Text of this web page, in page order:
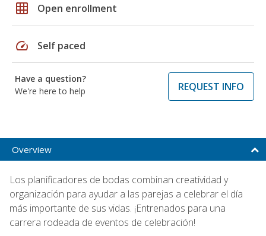
grid_on Open enrollment
speed Self paced
Have a question?
We're here to help
REQUEST INFO
Overview
Los planificadores de bodas combinan creatividad y
organización para ayudar a las parejas a celebrar el día
más importante de sus vidas. ¡Entrenados para una
carrera rodeada de eventos de celebración!